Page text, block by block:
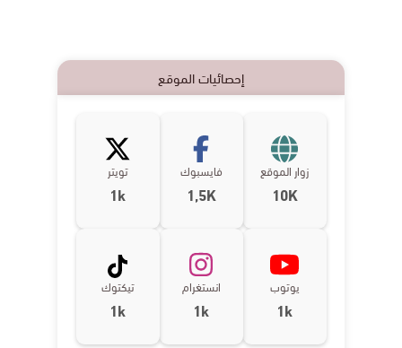
إحصائيات الموقع
زوار الموقع
10K
فايسبوك
1,5K
تويتر
1k
يوتوب
1k
انستغرام
1k
تيكتوك
1k